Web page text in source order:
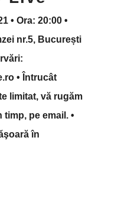
• Ora: 20:00 •
nr.5, București
• Întrucât
limitat, vă rugăm
pe email. •
în